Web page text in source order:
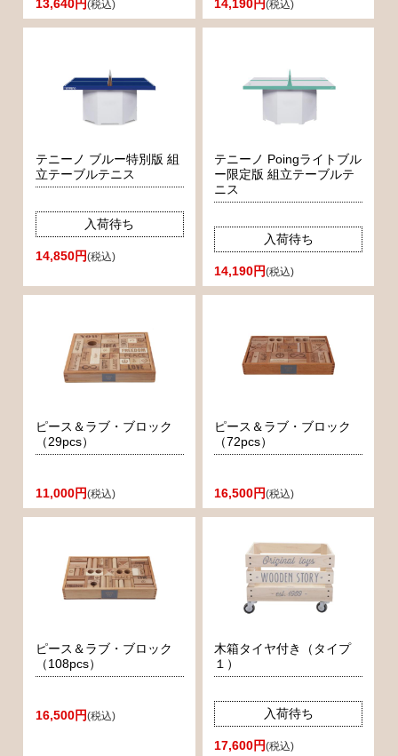
13,640円(税込) 14,190円(税込)
テニーノ ブルー特別版 組
立テーブルテニス
入荷待ち
14,850円(税込)
テニーノ Poingライトブル
ー限定版 組立テーブルテ
ニス
入荷待ち
14,190円(税込)
ピース＆ラブ・ブロック
（29pcs）
11,000円(税込)
ピース＆ラブ・ブロック
（72pcs）
16,500円(税込)
ピース＆ラブ・ブロック
（108pcs）
16,500円(税込)
木箱タイヤ付き（タイプ
１）
入荷待ち
17,600円(税込)